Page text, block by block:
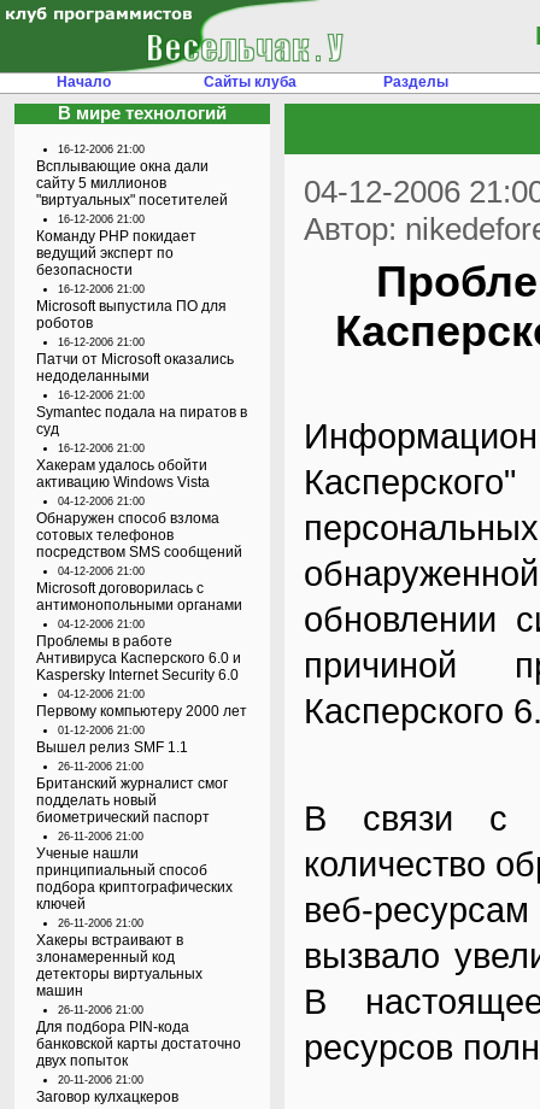
Начало Сайты клуба Разделы
В мире технологий
16-12-2006 21:00
Всплывающие окна дали
сайту 5 миллионов
"виртуальных" посетителей
16-12-2006 21:00
Команду PHP покидает
ведущий эксперт по
безопасности
16-12-2006 21:00
Microsoft выпустила ПО для
роботов
16-12-2006 21:00
Патчи от Microsoft оказались
недоделанными
16-12-2006 21:00
Symantec подала на пиратов в
суд
16-12-2006 21:00
Хакерам удалось обойти
активацию Windows Vista
04-12-2006 21:00
Обнаружен способ взлома
сотовых телефонов
посредством SMS сообщений
04-12-2006 21:00
Microsoft договорилась с
антимонопольными органами
04-12-2006 21:00
Проблемы в работе
Антивируса Касперского 6.0 и
Kaspersky Internet Security 6.0
04-12-2006 21:00
Первому компьютеру 2000 лет
01-12-2006 21:00
Вышел релиз SMF 1.1
26-11-2006 21:00
Британский журналист смог
подделать новый
биометрический паспорт
26-11-2006 21:00
Ученые нашли
принципиальный способ
подбора криптографических
ключей
26-11-2006 21:00
Хакеры встраивают в
злонамеренный код
детекторы виртуальных
машин
26-11-2006 21:00
Для подбора PIN-кода
банковской карты достаточно
двух попыток
20-11-2006 21:00
Заговор кулхацкеров
04-12-2006
Автор:
обновлении
причиной
Касперского
В связи с
количество
веб-
вызвало
В
ресурсов